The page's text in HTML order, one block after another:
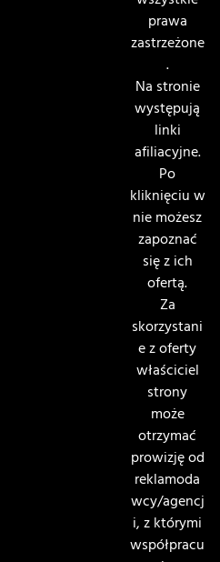
prawa
zastrzeżone
.
Na stronie
występują
linki
afiliacyjne.
Po
kliknięciu w
nie możesz
zapoznać
się z ich
ofertą.
Za
skorzystani
e z oferty
właściciel
strony
może
otrzymać
prowizję od
reklamoda
wcy/agencj
i, z którymi
współpracu